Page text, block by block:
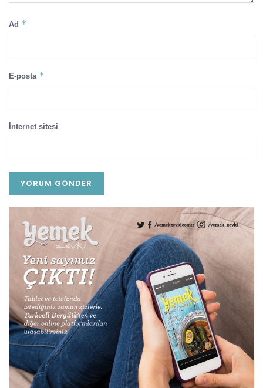
Ad *
E-posta *
İnternet sitesi